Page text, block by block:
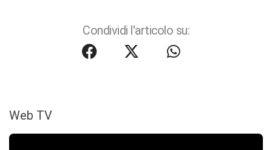
Condividi l'articolo su:
Web TV